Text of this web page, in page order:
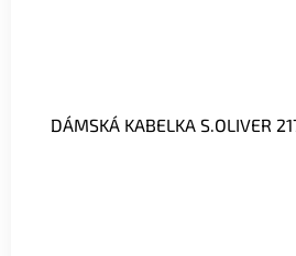
DÁMSKÁ KABELKA S.OLIVER